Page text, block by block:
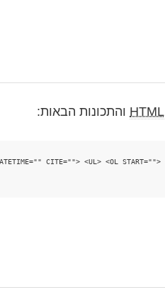
HTML והתכונות הבאות: